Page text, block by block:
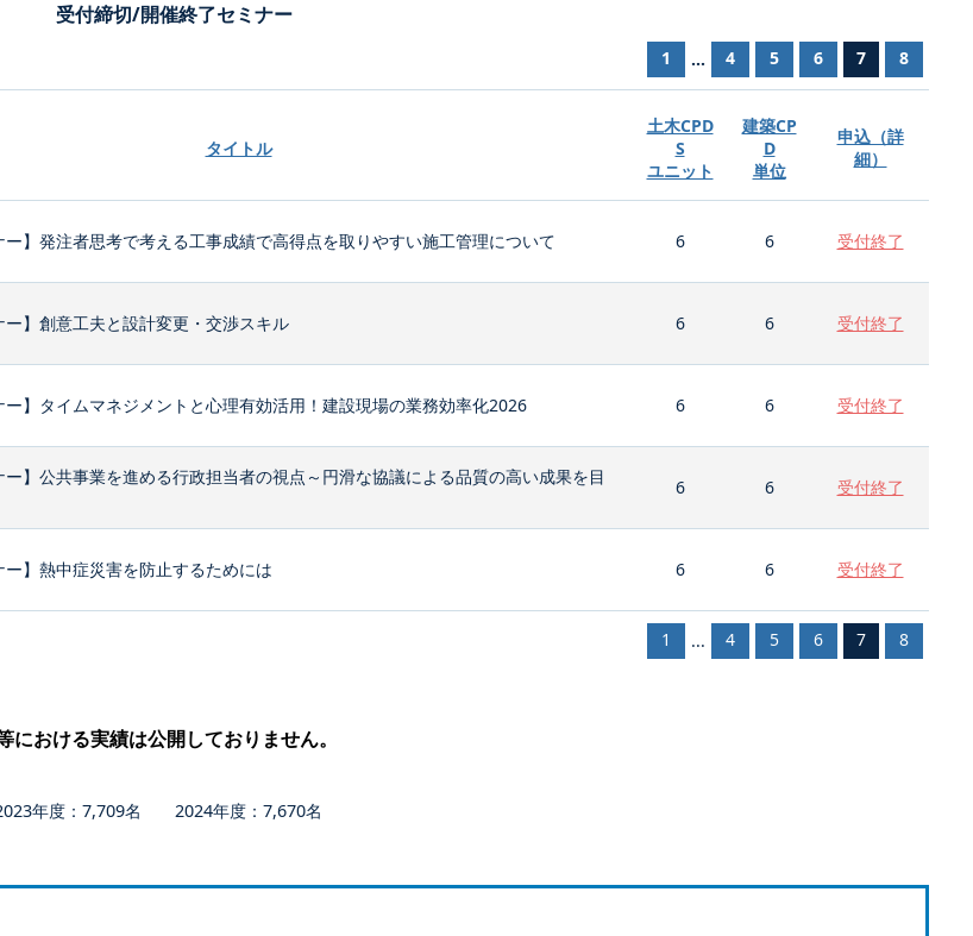
受付締切/開催終了セミナー
1 ... 4 5 6 7 8
タイトル
土木CPD
S
ユニット
建築CP
D
単位
申込（詳
細）
ー】発注者思考で考える工事成績で高得点を取りやすい施工管理について 6 6 受付終了
ー】創意工夫と設計変更・交渉スキル 6 6 受付終了
ー】タイムマネジメントと心理有効活用！建設現場の業務効率化2026 6 6 受付終了
ー】公共事業を進める行政担当者の視点～円滑な協議による品質の高い成果を目
6 6 受付終了
ー】熱中症災害を防止するためには 6 6 受付終了
1 ... 4 5 6 7 8
おける実績は公開しておりません。
年度：7,709名 2024年度：7,670名